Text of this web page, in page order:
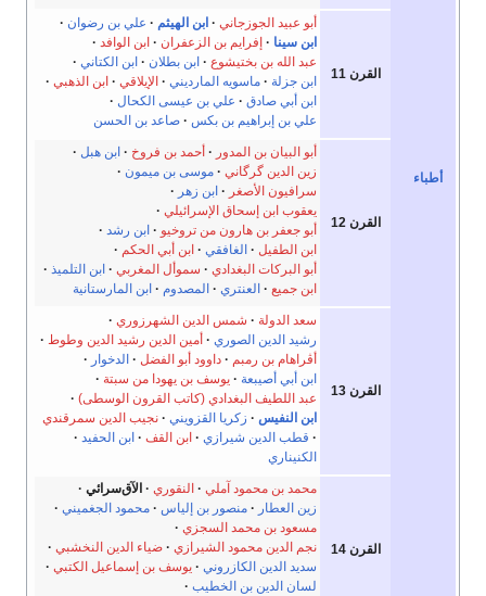
أطباء
القرن 11
أبو عبيد الجوزجاني ابن الهيثم
علي بن رضوان
ابن سينا
إفرايم بن الزعفران
ابن الوافد
عبد الله بن بختيشوع
ابن بطلان
ابن الكتاني
ابن جزلة
ماسويه المارديني الإيلاقي
ابن الذهبي
ابن أبي صادق
علي بن عيسى الكحال
علي بن إبراهيم بن بكس
صاعد بن الحسن
القرن 12
أبو البيان بن المدور أحمد بن فروخ
ابن هبل
زين الدين گرگاني
موسى بن ميمون
سرافيون الأصغر
ابن زهر
يعقوب ابن إسحاق الإسرائيلي
أبو جعفر بن هارون من تروخيو
ابن رشد
ابن الطفيل
الغافقي
ابن أبي الحكم
أبو البركات البغدادي
سموأل المغربي
ابن التلميذ
ابن جميع
العنتري المصدوم ابن المارستانية
القرن 13
سعد الدولة
شمس الدين الشهرزوري
رشيد الدين الصوري
أمين الدين رشيد الدين وطوط
أڤراهام بن رمبم
داوود أبو الفضل
الدخوار
ابن أبي أصيبعة
يوسف بن يهودا من سبتة
عبد اللطيف البغدادي (كاتب القرون الوسطى)
ابن النفيس
زكريا القزويني
نجيب الدين سمرقندي
قطب الدين شيرازي
ابن القف
ابن الحفيد
الكنيناري
القرن 14
محمد بن محمود آملي النقوري
الآق‌سرائي
زين العطار
منصور بن إلياس
محمود الجغميني
مسعود بن محمد السجزي
نجم الدين محمود الشيرازي
ضياء الدين النخشبي
سديد الدين الكازروني
يوسف بن إسماعيل الكتبي
لسان الدين بن الخطيب